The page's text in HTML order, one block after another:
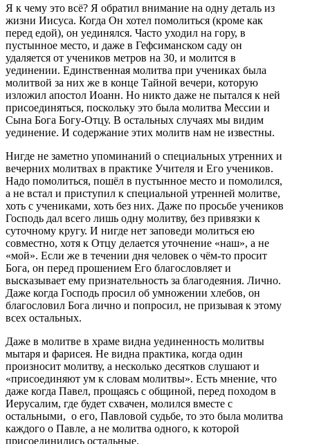
Я к чему это всё? Я обратил внимание на одну деталь из
жизни Иисуса. Когда Он хотел помолиться (кроме как
перед едой), он уединялся. Часто уходил на гору, в
пустынное место, и даже в Гефсиманском саду он
удаляется от учеников метров на 30, и молится в
уединении. Единственная молитва при учениках была
молитвой за них же в конце Тайной вечери, которую
изложил апостол Иоанн. Но никто даже не пытался к ней
присоединяться, поскольку это была молитва Мессии и
Сына Бога Богу-Отцу. В остальных случаях мы видим
уединение. И содержание этих молитв нам не известны.
Нигде не заметно упоминаний о специальных утренних и
вечерних молитвах в практике Учителя и Его учеников.
Надо помолиться, пошёл в пустынное место и помолился,
а не встал и приступил к специальной утренней молитве,
хоть с учениками, хоть без них. Даже по просьбе учеников
Господь дал всего лишь одну молитву, без привязки к
суточному кругу. И нигде нет заповеди молиться ею
совместно, хотя к Отцу делается уточнение «наш», а не
«мой». Если же в течении дня человек о чём-то просит
Бога, он перед прошением Его благословляет и
высказывает ему признательность за благодеяния. Лично.
Даже когда Господь просил об умножении хлебов, он
благословил Бога лично и попросил, не призывая к этому
всех остальных.
Даже в молитве в храме видна уединенность молитвы
мытаря и фарисея. Не видна практика, когда один
произносит молитву, а несколько десятков слушают и
«присоединяют ум к словам молитвы». Есть мнение, что
даже когда Павел, прощаясь с общиной, перед походом в
Иерусалим, где будет схвачен, молился вместе с
остальными, о его, Павловой судьбе, то это была молитва
каждого о Павле, а не молитва одного, к которой
присоединились остальные.